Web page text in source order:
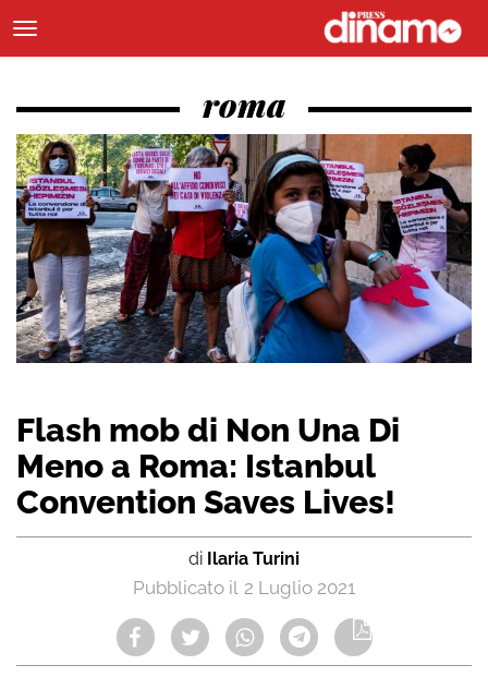
roma
Flash mob di Non Una Di
Meno a Roma: Istanbul
Convention Saves Lives!
di Ilaria Turini
2 Luglio 2021